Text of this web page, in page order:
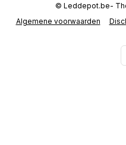
Algemene voorwaarden
© Leddepot.be-